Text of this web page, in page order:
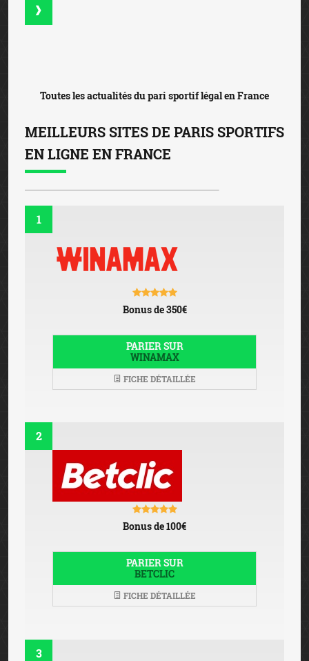
Toutes les actualités du pari sportif légal en France
MEILLEURS SITES DE PARIS SPORTIFS
EN LIGNE EN FRANCE
1
Bonus de 350€
PARIER SUR
WINAMAX
FICHE DÉTAILLÉE
2
Bonus de 100€
PARIER SUR
BETCLIC
FICHE DÉTAILLÉE
3